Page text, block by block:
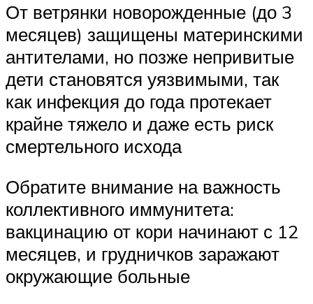
От ветрянки новорожденные (до 3
месяцев) защищены материнскими
антителами, но позже непривитые
дети становятся уязвимыми, так
как инфекция до года протекает
крайне тяжело и даже есть риск
смертельного исхода
Обратите внимание на важность
коллективного иммунитета:
вакцинацию от кори начинают с 12
месяцев, и грудничков заражают
окружающие больные